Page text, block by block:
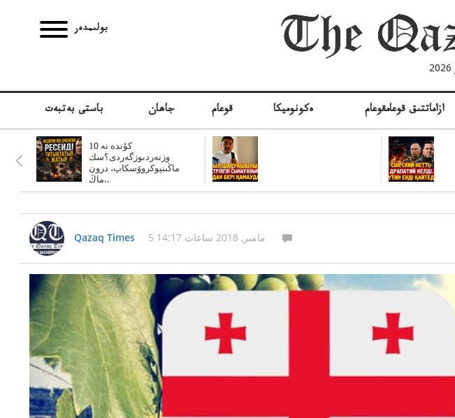
بولىمدەر
باستى بەتبەت جاھان قوعام ەكونوميكا ازاماتتىق قوعامقوعام
10 كۇندە نە
وزنەردىوزگەردى؟سك
ماڭىنپوكروۆسكاپ، درون
ماڭ..
Qazaq Times 5 مامىر, 2018 ساعات 14:17